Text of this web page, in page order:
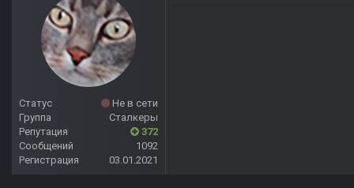
Статус
Не в сети
Группа
Сталкеры
Репутация
372
Сообщений
1092
Регистрация
03.01.2021